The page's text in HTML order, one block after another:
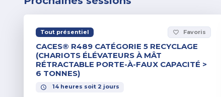
Tout présentiel favorite_border Favoris
CACES® R489 CATÉGORIE 5 RECYCLAGE
(CHARIOTS ÉLÉVATEURS À MÂT
RÉTRACTABLE PORTE-À-FAUX CAPACITÉ >
6 TONNES)
14 heures soit 2 jours